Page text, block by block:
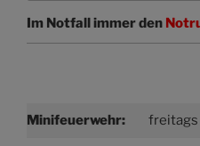
Im Notfall immer den
Minifeuerwehr: freitags